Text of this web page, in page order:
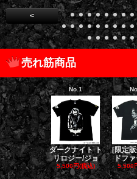
<
売れ筋商品
No.1
ダークナイト ト
リロジー/ジョ
5,500円(税込)
[限定
ドフ
5,500